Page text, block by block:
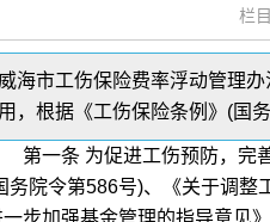
栏目
威海市工伤保险费率浮动管理
用，根据《工伤保险条例》(国
一条 为促进工伤预防，完
务院令第586号)、《关于调整
步加强基金管理的指导意见